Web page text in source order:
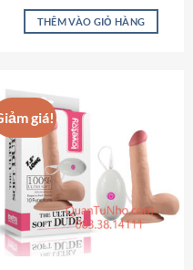
hạng4.89
5 sao
gốc
là:
1,800,000 ₫.
THÊM VÀO GIỎ HÀNG
giá!